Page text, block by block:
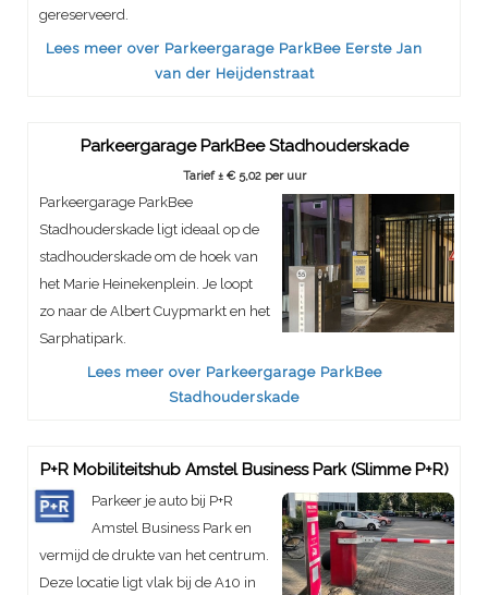
gereserveerd.
Lees meer over Parkeergarage ParkBee Eerste Jan
van der Heijdenstraat
Parkeergarage ParkBee Stadhouderskade
Tarief ± € 5,02 per uur
Parkeergarage ParkBee
Stadhouderskade ligt ideaal op de
stadhouderskade om de hoek van
het Marie Heinekenplein. Je loopt
zo naar de Albert Cuypmarkt en het
Sarphatipark.
Lees meer over Parkeergarage ParkBee
Stadhouderskade
P+R Mobiliteitshub Amstel Business Park (Slimme P+R)
Parkeer je auto bij P+R
Amstel Business Park en
vermijd de drukte van het centrum.
Deze locatie ligt vlak bij de A10 in